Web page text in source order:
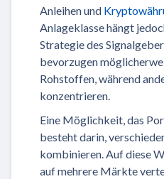
Anleihen und
Anlageklasse hängt
Strategie des
bevorzugen
Rohstoffen, während
konzentrieren.
Eine Möglichkeit, das
besteht darin,
kombinieren. Auf diese
auf mehrere Märkte